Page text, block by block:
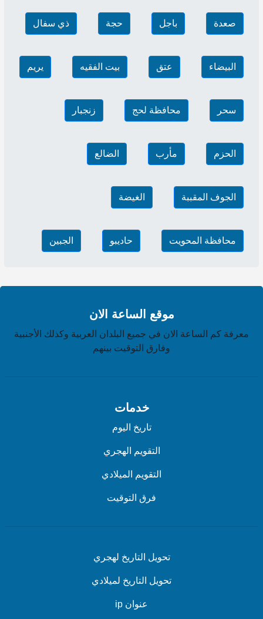
صعدة باجل حجة ذي سفال
البيضاء عتق بيت الفقيه يريم
سحر محافظة لحج زنجبار
الحزم مأرب الضالع
الجوف المقببة الغيضة
محافظة المحويت حاديبو‎ الجبين
موقع الساعة الان
معرفة كم الساعة الان في جميع البلدان العربية وكذلك الأجنبية
وفارق التوقيت بينهم
خدمات
تاريخ اليوم
التقويم الهجري
التقويم الميلادي
فرق التوقيت
تحويل التاريخ لهجري
تحويل التاريخ لميلادي
عنوان ip